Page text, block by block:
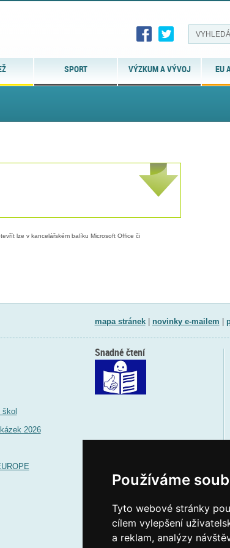
Používáme
Tyto webové stránky
cílem vylepšení
a reklam, analýzy
SPORT VÝZKUM A VÝVOJ EU
lze v kancelářském balíku Microsoft Office či
mapa stránek| novinky e-mailem
2026
Snadné čtení